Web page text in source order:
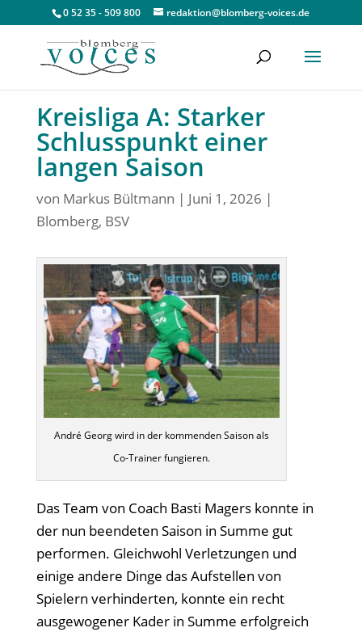
0 52 35 - 509 800 redaktion@blomberg-voices.de
Kreisliga A: Starker
Schlusspunkt einer
langen Saison
von Markus Bültmann | Juni 1, 2026 |
Blomberg, BSV
André Georg wird in der kommenden Saison als
Co-Trainer fungieren.
Das Team von Coach Basti Magers konnte in
der nun beendeten Saison in Summe gut
performen. Gleichwohl Verletzungen und
einige andere Dinge das Aufstellen von
Spielern verhinderten, konnte ein recht
ausgewogener Kader in Summe erfolgreich